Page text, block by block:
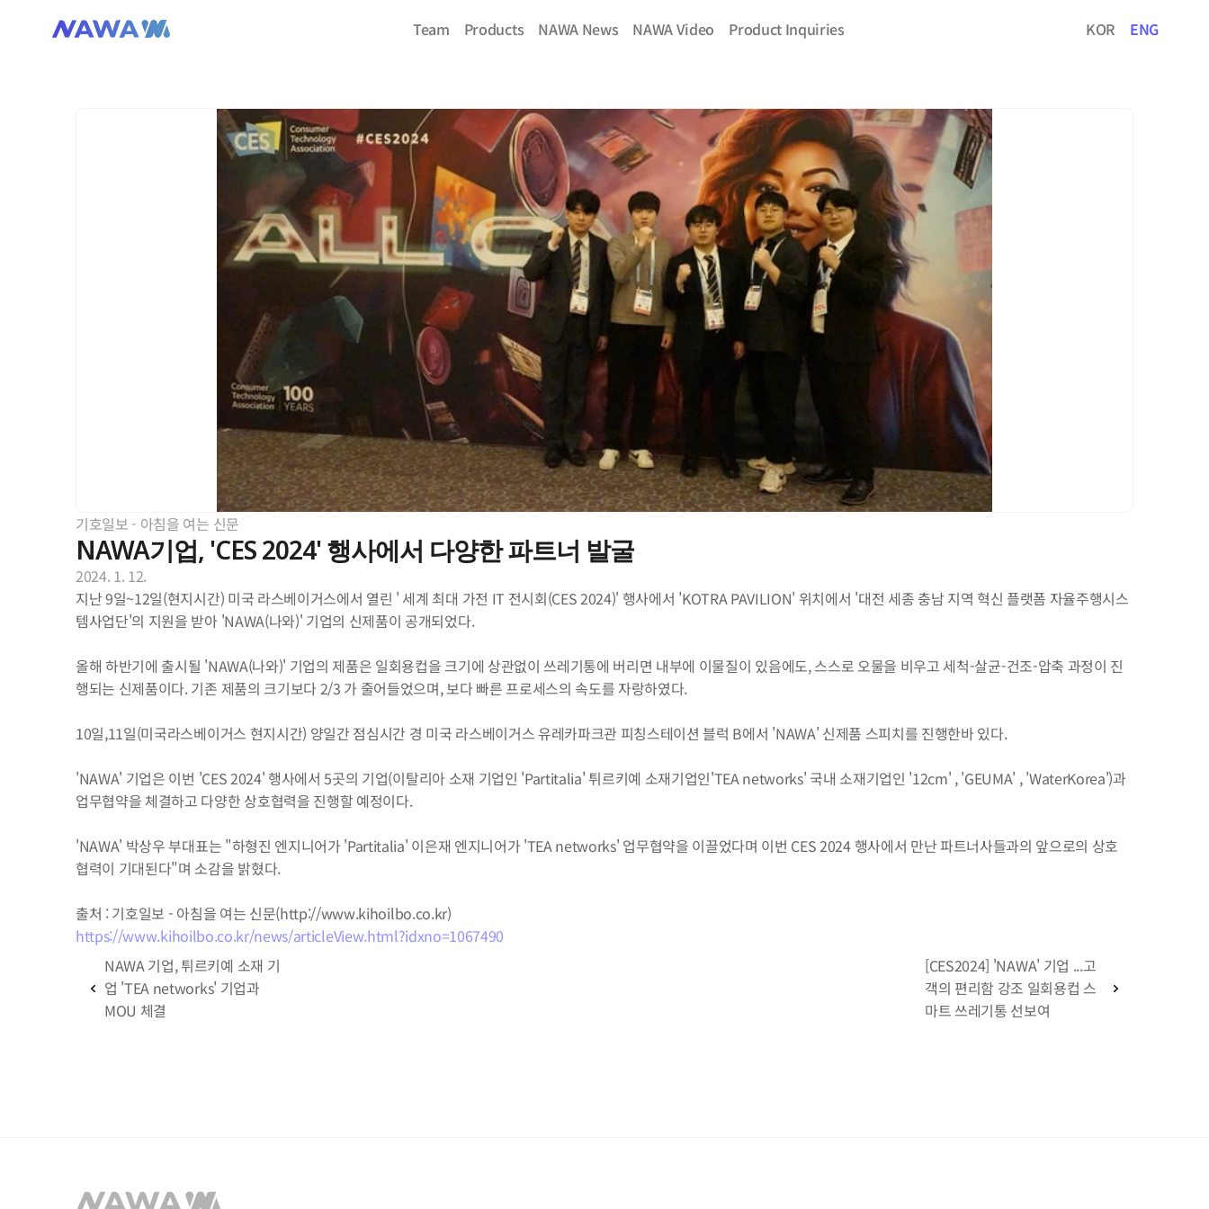
기호일보 - 아침을 여는 신문
NAWA기업, 'CES 2024' 행사에서 다양한 파트너 발굴
2024. 1. 12.
지난 9일~12일(현지시간) 미국 라스베이거스에서 열린 ' 세계 최대 가전 IT 전시회(CES 2024)' 행사에서 'KOTRA PAVILION' 위치에서 '대전 세종 충남 지역 혁신 플랫폼 자율주행시스
템사업단'의 지원을 받아 'NAWA(나와)' 기업의 신제품이 공개되었다.
올해 하반기에 출시될 'NAWA(나와)' 기업의 제품은 일회용컵을 크기에 상관없이 쓰레기통에 버리면 내부에 이물질이 있음에도, 스스로 오물을 비우고 세척-살균-건조-압축 과정이 진
행되는 신제품이다. 기존 제품의 크기보다 2/3 가 줄어들었으며, 보다 빠른 프로세스의 속도를 자랑하였다.
10일,11일(미국라스베이거스 현지시간) 양일간 점심시간 경 미국 라스베이거스 유레카파크관 피칭스테이션 블럭 B에서 'NAWA' 신제품 스피치를 진행한바 있다.
'NAWA' 기업은 이번 'CES 2024' 행사에서 5곳의 기업(이탈리아 소재 기업인 'Partitalia' 튀르키예 소재기업인'TEA networks' 국내 소재기업인 '12cm' , 'GEUMA' , 'WaterKorea')과
업무협약을 체결하고 다양한 상호협력을 진행할 예정이다.
'NAWA' 박상우 부대표는 "하형진 엔지니어가 'Partitalia' 이은재 엔지니어가 'TEA networks' 업무협약을 이끌었다며 이번 CES 2024 행사에서 만난 파트너사들과의 앞으로의 상호
협력이 기대된다"며 소감을 밝혔다.
출처 : 기호일보 - 아침을 여는 신문(http://www.kihoilbo.co.kr)
https://www.kihoilbo.co.kr/news/articleView.html?idxno=1067490
NAWA 기업, 튀르키예 소재 기
업 'TEA networks' 기업과
MOU 체결
[CES2024] 'NAWA' 기업 ...고
객의 편리함 강조 일회용컵 스
마트 쓰레기통 선보여
Team Products NAWA News NAWA Video Product Inquiries KOR ENG